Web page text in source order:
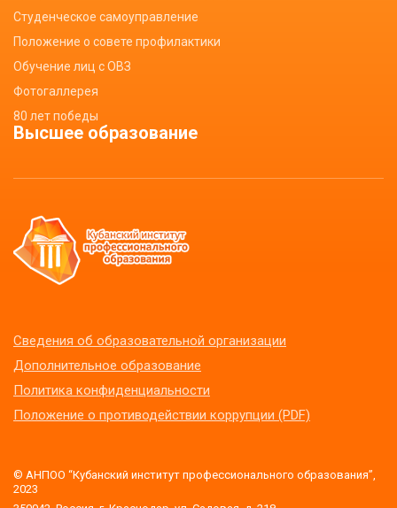
Студенческое самоуправление
Положение о совете профилактики
Обучение лиц с ОВЗ
Фотогаллерея
80 лет победы
Высшее образование
Сведения об образовательной организации
Дополнительное образование
Политика конфиденциальности
Положение о противодействии коррупции (PDF)
© АНПОО “Кубанский институт профессионального образования”,
2023